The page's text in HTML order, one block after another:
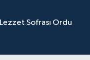
Sofrası Ordu